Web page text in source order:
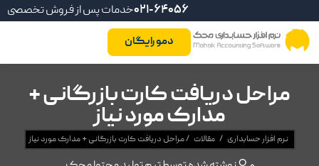
خدمات پس از فروش تخصصی021-64056
دمو رایگان
مراحل دریافت کارت بازرگانی +
مدارک مورد نیاز
نرم افزار حسابداری / مقالات /مراحل دریافت کارت بازرگانی + مدارک مورد نیاز